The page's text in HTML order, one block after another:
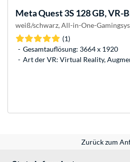
MetaQuest 3S 128 GB, VR-
weiß/schwarz, All-in-One-
(1)
Gesamtauflösung: 3664 x 1920
Art der VR: Virtual Reality,
Zurück zum